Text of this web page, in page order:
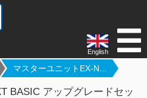
English
マスターユニットEX-N...
BASIC アップグレードセッ